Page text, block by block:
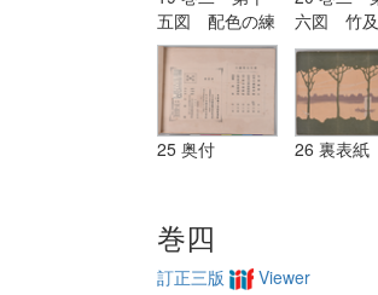
五図 配色の練
習
六図 竹
考案画
25 奥付 26 裏表紙
巻四
訂正三版 Viewer